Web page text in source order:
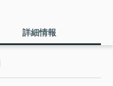
詳細情報